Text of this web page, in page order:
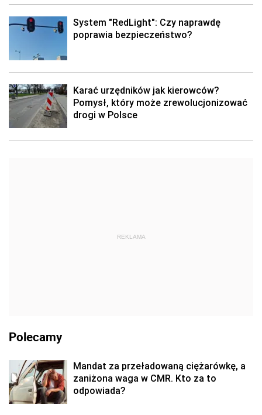
System "RedLight": Czy naprawdę
poprawia bezpieczeństwo?
Karać urzędników jak kierowców?
Pomysł, który może zrewolucjonizować
drogi w Polsce
REKLAMA
Polecamy
Mandat za przeładowaną ciężarówkę, a
zaniżona waga w CMR. Kto za to
odpowiada?